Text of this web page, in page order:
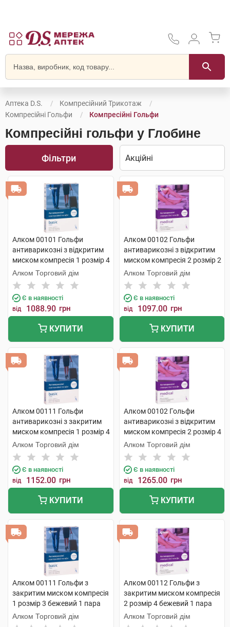
Аптека D.S.
Компресійний Трикотаж
Компресійні Гольфи
Компресійні Гольфи
Компресійні гольфи у Глобине
Фільтри
Алком 00101 Гольфи
антиварикозні з відкритим
миском компресія 1 розмір 4
бежевий 1 пара
Алком Торговий дім
Є в наявності
від 1088.90 грн
КУПИТИ
Алком 00102 Гольфи
антиварикозні з відкритим
миском компресія 2 розмір 2
бежевий 1 пара
Алком Торговий дім
Є в наявності
від 1097.00 грн
КУПИТИ
Алком 00111 Гольфи
антиварикозні з закритим
миском компресія 1 розмір 4
бежевий 1 пара
Алком Торговий дім
Є в наявності
від 1152.00 грн
КУПИТИ
Алком 00102 Гольфи
антиварикозні з відкритим
миском компресія 2 розмір 4
бежевий 1 пара
Алком Торговий дім
Є в наявності
від 1265.00 грн
КУПИТИ
Алком 00111 Гольфи з
закритим миском компресія
1 розмір 3 бежевий 1 пара
Алком Торговий дім
Алком 00112 Гольфи з
закритим миском компресія
2 розмір 4 бежевий 1 пара
Алком Торговий дім